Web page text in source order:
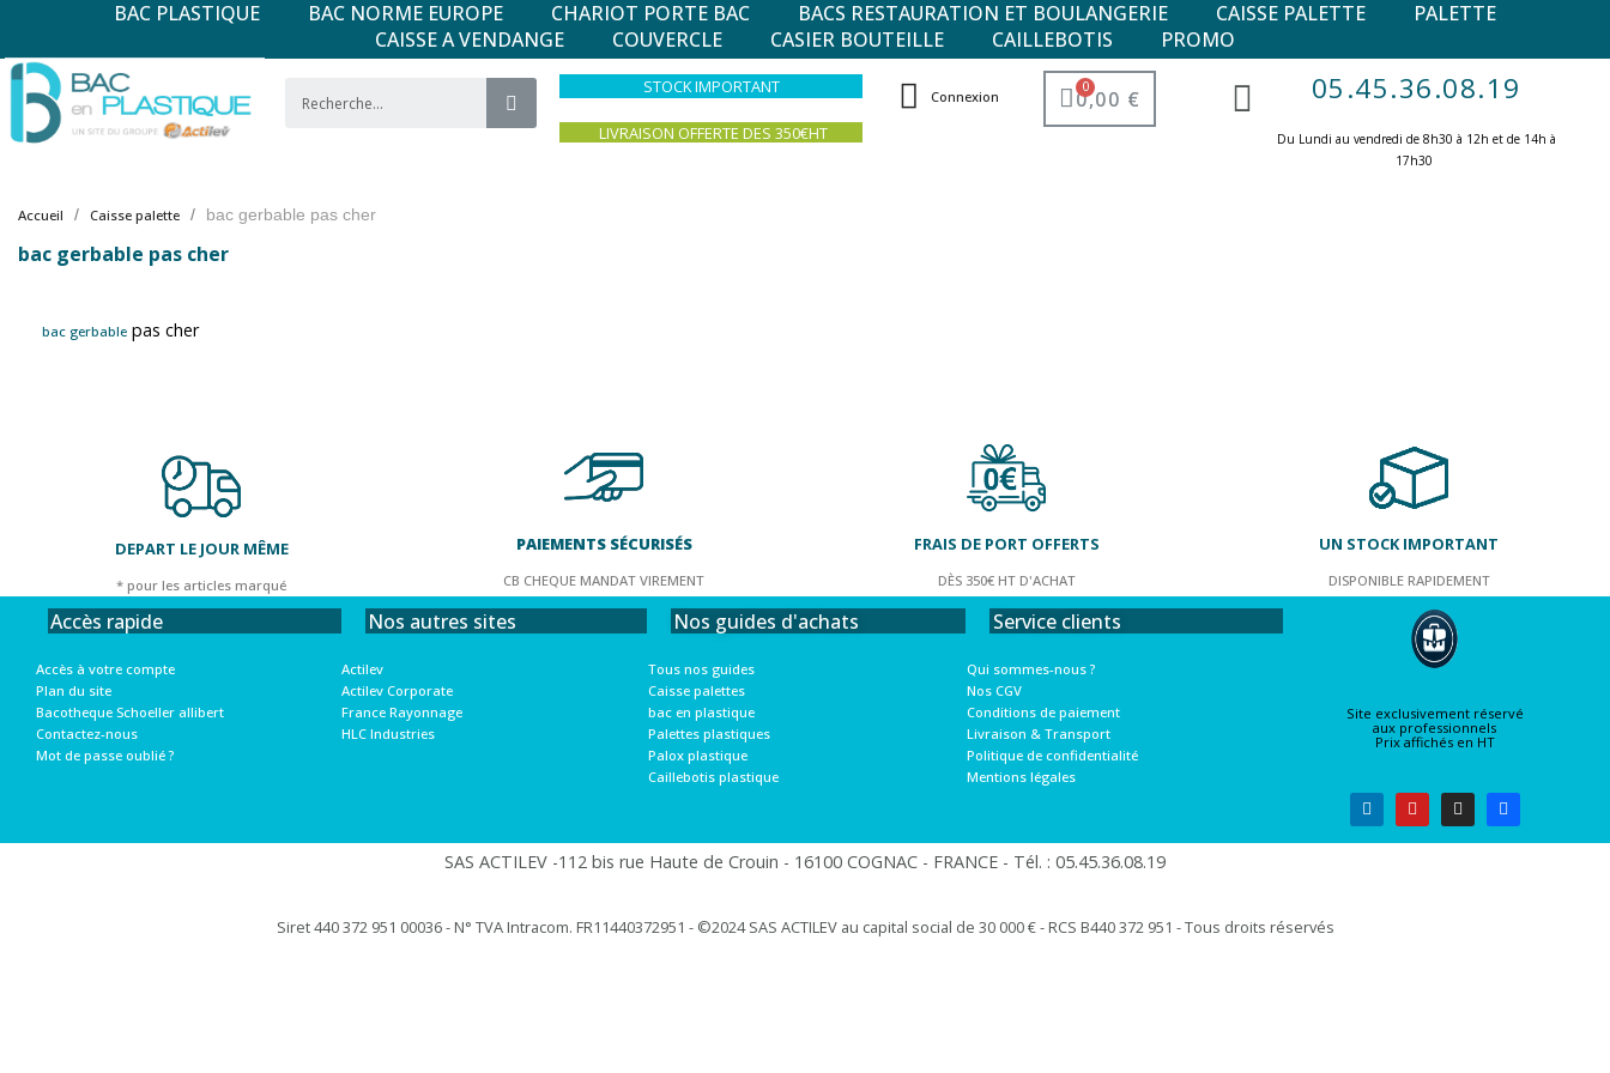
BAC PLASTIQUE BAC NORME EUROPE CHARIOT PORTE BAC BACS RESTAURATION ET BOULANGERIE CAISSE PALETTE
PALETTE
CAISSE A VENDANGE
COUVERCLE CASIER BOUTEILLE CAILLEBOTIS PROMO
STOCK IMPORTANT
LIVRAISON OFFERTE DES 350€HT
Connexion 0,00 € 05.45.36.08.19
Du Lundi au vendredi de 8h30 à 12h et de 14h à
17h30 ​
Accueil Caisse palette bac gerbable pas cher
bac gerbable pas cher
bac gerbable pas cher
DEPART LE JOUR MÊME
* pour les articles marqué
PAIEMENTS SÉCURISÉS
CB CHEQUE MANDAT VIREMENT
FRAIS DE PORT OFFERTS
DÈS 350€ HT D'ACHAT
UN STOCK IMPORTANT
DISPONIBLE RAPIDEMENT
Accès rapide
Accès à votre compte
Plan du site
Bacotheque Schoeller allibert
Contactez-nous
Mot de passe oublié ?
Nos autres sites
Actilev
Actilev Corporate
France Rayonnage
HLC Industries
Nos guides d'achats
Tous nos guides
Caisse palettes
bac en plastique
Palettes plastiques
Palox plastique
Caillebotis plastique
Service clients
Qui sommes-nous ?
Nos CGV
Conditions de paiement
Livraison & Transport
Politique de confidentialité
Mentions légales
Site exclusivement réservé
aux professionnels
Prix affichés en HT
SAS ACTILEV -112 bis rue Haute de Crouin - 16100 COGNAC - FRANCE - Tél. : 05.45.36.08.19​
Siret 440 372 951 00036 - N° TVA Intracom. FR11440372951 - ©2024 SAS ACTILEV au capital social de 30 000 € - RCS B440 372 951 - Tous droits réservés​​